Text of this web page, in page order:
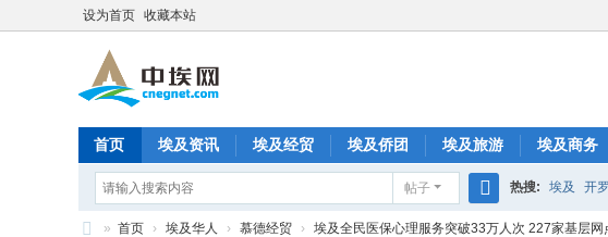
设为首页 收藏本站
首页 埃及资讯 埃及经贸 埃及侨团 埃及旅游 埃及商务
帖子
搜
热搜: 埃及 开罗
» 首页 › 埃及华人 › 慕德经贸 › 埃及全民医保心理服务突破33万人次 227家基层网